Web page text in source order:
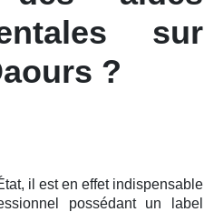
sur
?
il est en effet indispensable
possédant un label